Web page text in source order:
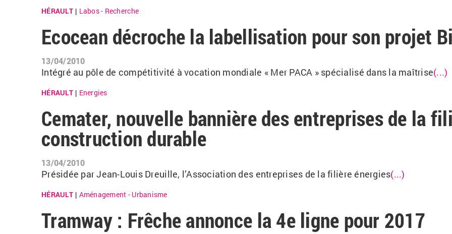
HÉRAULT| Labos - Recherche
Ecocean décroche la labellisation pour son projet
13/04/2010
Intégré au pôle de compétitivité à vocation mondiale « Mer PACA » spécialisé dans la maîtrise(...)
HÉRAULT| Energies
Cemater, nouvelle bannière des entreprises de la
construction durable
13/04/2010
Présidée par Jean-Louis Dreuille, l’Association des entreprises de la filière énergies(...)
HÉRAULT| Aménagement - Urbanisme
Tramway : Frêche annonce la 4e ligne pour 2017